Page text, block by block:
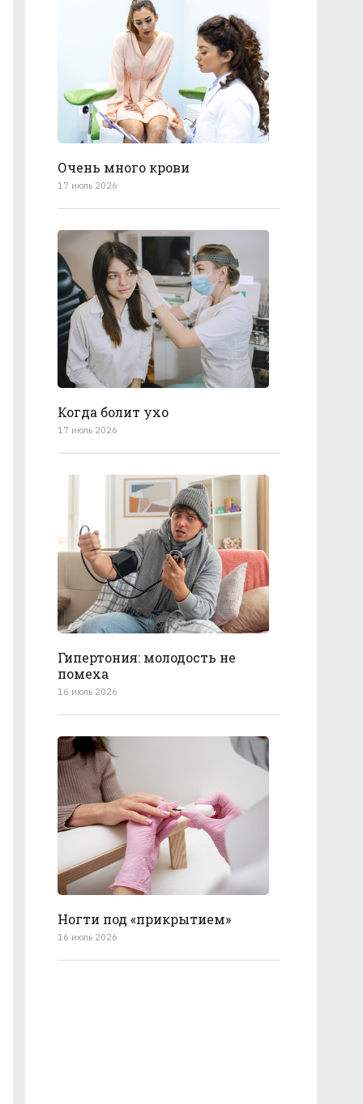
Очень много крови
17 июль 2026
Когда болит ухо
17 июль 2026
Гипертония: молодость не
помеха
16 июль 2026
Ногти под «прикрытием»
16 июль 2026